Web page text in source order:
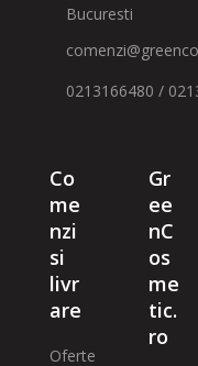
Bucuresti
0213166480 /
Co
me
nzi
si
livr
are
Oferte
Gr
ee
nC
os
me
tic.
ro